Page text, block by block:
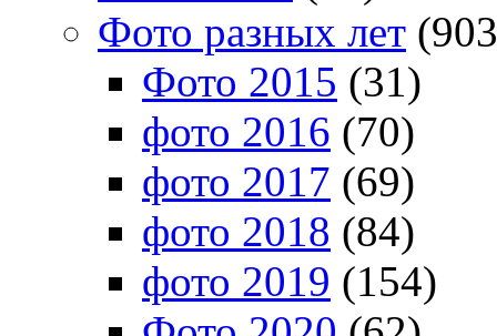
Фото разных лет
Фото 2015 (31)
фото 2016 (70)
фото 2017 (69)
фото 2018 (84)
фото 2019 (154)